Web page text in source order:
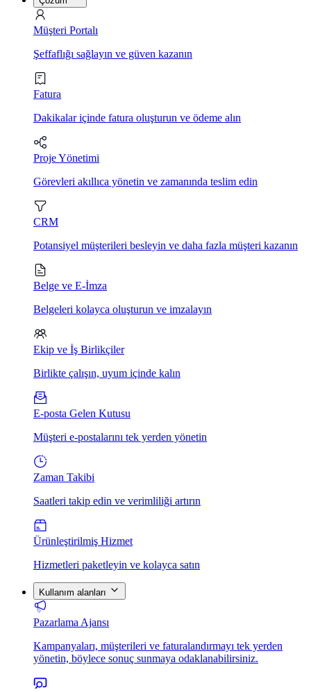
Müşteri Portalı
Şeffaflığı sağlayın ve güven kazanın
Fatura
Dakikalar içinde fatura oluşturun ve ödeme alın
Proje Yönetimi
Görevleri akıllıca yönetin ve zamanında teslim edin
CRM
Potansiyel müşterileri besleyin ve daha fazla müşteri kazanın
Belge ve E-İmza
Belgeleri kolayca oluşturun ve imzalayın
Ekip ve İş Birlikçiler
Birlikte çalışın, uyum içinde kalın
E-posta Gelen Kutusu
Müşteri e-postalarını tek yerden yönetin
Zaman Takibi
Saatleri takip edin ve verimliliği artırın
Ürünleştirilmiş Hizmet
Hizmetleri paketleyin ve kolayca satın
Kullanım alanları
Pazarlama Ajansı
Kampanyaları, müşterileri ve faturalandırmayı tek yerden
yönetin, böylece sonuç sunmaya odaklanabilirsiniz.